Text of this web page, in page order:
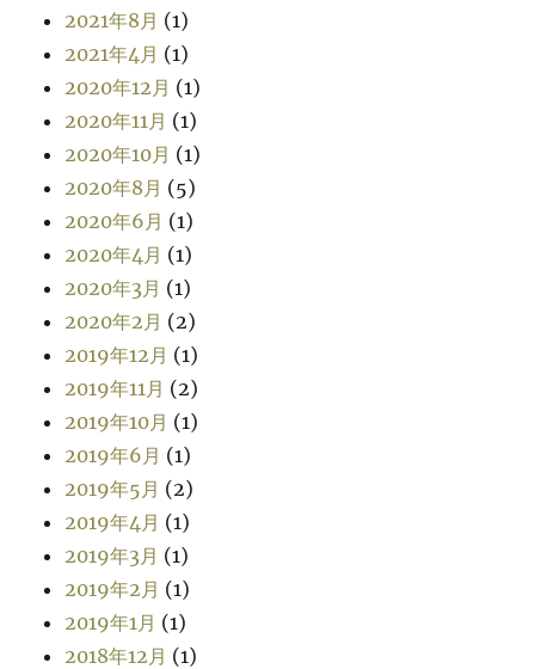
2021年8月 (1)
2021年4月 (1)
2020年12月 (1)
2020年11月 (1)
2020年10月 (1)
2020年8月 (5)
2020年6月 (1)
2020年4月 (1)
2020年3月 (1)
2020年2月 (2)
2019年12月 (1)
2019年11月 (2)
2019年10月 (1)
2019年6月 (1)
2019年5月 (2)
2019年4月 (1)
2019年3月 (1)
2019年2月 (1)
2019年1月 (1)
2018年12月 (1)